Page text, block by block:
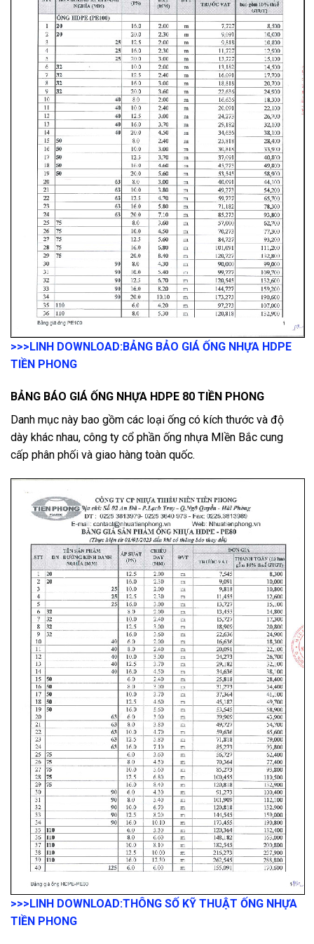
>>>LINH DOWNLOAD:BẢNG BẢO GIÁ ỐNG NHỰA HDPE
TIỀN PHONG
BẢNG BÁO GIÁ ỐNG NHỰA HDPE 80 TIỀN PHONG
Danh mục này bao gồm các loại ống có kích thước và độ
dày khác nhau, công ty cổ phần ống nhựa MIền Bắc cung
cấp phân phối và giao hàng toàn quốc.
>>>LINH DOWNLOAD:THÔNG SỐ KỸ THUẬT ỐNG NHỰA
TIỀN PHONG